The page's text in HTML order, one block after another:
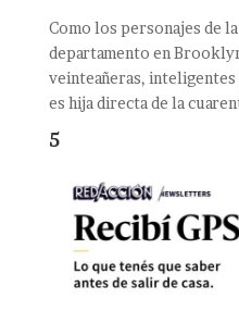
Como los personajes de
departamento en
veinteañeras,
es hija directa de la
5